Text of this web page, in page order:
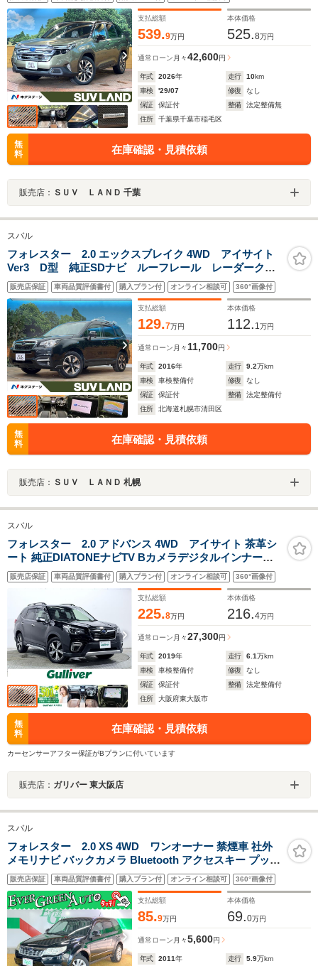
リアビューミラー アイサイトセーフティプラス レー
ダークルーズ 禁煙車 電動リアゲート
支払総額
539.9万円
本体価格
525.8万円
通常ローン 月々42,600円
年式 2026年 走行 10km
車検
'29/07 修復
なし
保証
保証付 整備
法定整備無
住所
千葉県千葉市稲毛区
無
料
在庫確認・見積依頼
販売店： ＳＵＶ ＬＡＮＤ 千葉
スバル
フォレスター 2.0 エックスブレイク 4WD アイサイト
Ver3 D型 純正SDナビ ルーフレール レーダークル
ーズコントロール パワーシート シートヒーター
LEDヘッドライト ETC パドルシフト スマートキ
ー オートライト フルセグ
販売店保証 車両品質評価書付 購入プラン付 オンライン相談可 360°画像付
支払総額
129.7万円
本体価格
112. 1万円
通常ローン 月々11,700円
年式 2016年 走行 9.2万km
車検
車検整備付 修復
なし
保証
保証付 整備
法定整備付
住所
北海道札幌市清田区
無
料
在庫確認・見積依頼
販売店： ＳＵＶ ＬＡＮＤ 札幌
スバル
フォレスター 2.0 アドバンス 4WD アイサイト 茶革シ
ート 純正DIATONEナビTV Bカメラデジタルインナーミ
ラー パワーバックドア レーダーC 衝突軽減B LKA BSM
LEDライト ルーフレール パワーシート/ヒーター ハンド
販売店保証 車両品質評価書付 購入プラン付 オンライン相談可 360°画像付
支払総額
225.8万円
本体価格
216.4万円
通常ローン 月々27,300円
年式 2019年 走行 6.1万km
車検
車検整備付 修復
なし
保証
保証付 整備
法定整備付
住所
大阪府東大阪市
無
料
在庫確認・見積依頼
カーセンサーアフター保証がBプランに付いています
販売店： ガリバー 東大阪店
スバル
フォレスター 2.0 XS 4WD ワンオーナー 禁煙車 社外
メモリナビ バックカメラ Bluetooth アクセスキー プッシ
ュスタート ETC クルコン パワーシート シートヒーター
HID フォグ バックフォグ 革巻ステア 横滑り防止装置 純
正17インチAW 4WD
販売店保証 車両品質評価書付 購入プラン付 オンライン相談可 360°画像付
支払総額
85.9万円
本体価格
69.0万円
通常ローン 月々5,600円
年式 2011年 走行 5.9万km